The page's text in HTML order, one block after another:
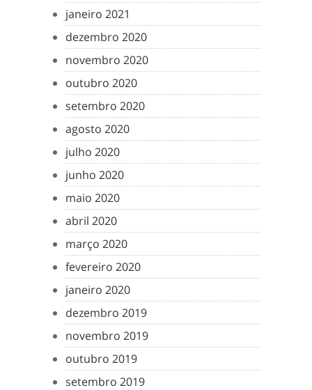
janeiro 2021
dezembro 2020
novembro 2020
outubro 2020
setembro 2020
agosto 2020
julho 2020
junho 2020
maio 2020
abril 2020
março 2020
fevereiro 2020
janeiro 2020
dezembro 2019
novembro 2019
outubro 2019
setembro 2019